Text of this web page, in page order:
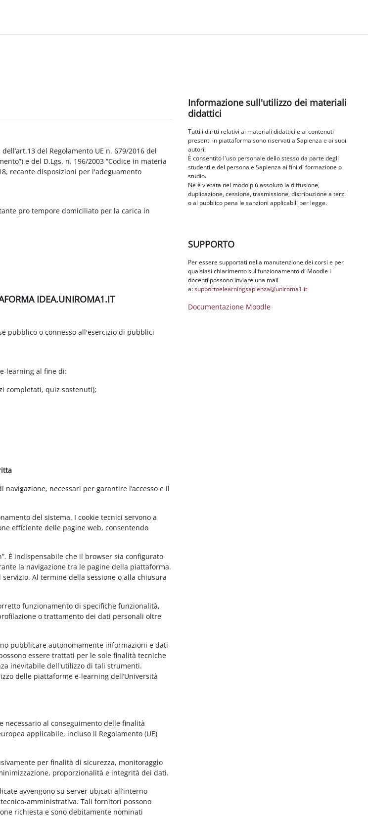
del Regolamento UE n. 679/2016 del
e del D.Lgs. n. 196/2003 “Codice in materia
recante disposizioni per l'adeguamento
pro tempore domiciliato per la carica in
IDEA.UNIROMA1.IT
pubblico o connesso all'esercizio di pubblici
learning al fine di:
completati, quiz sostenuti);
necessari per garantire l’accesso e il
del sistema. I cookie tecnici servono a
efficiente delle pagine web, consentendo
È indispensabile che il browser sia configurato
la navigazione tra le pagine della piattaforma.
Al termine della sessione o alla chiusura
funzionamento di specifiche funzionalità,
o trattamento dei dati personali oltre
pubblicare autonomamente informazioni e dati
essere trattati per le sole finalità tecniche
inevitabile dell'utilizzo di tali strumenti.
delle piattaforme e-learning dell’Università
al conseguimento delle finalità
applicabile, incluso il Regolamento (UE)
per finalità di sicurezza, monitoraggio
proporzionalità e integrità dei dati.
avvengono su server ubicati all’interno
amministrativa. Tali fornitori possono
richiesta e sono debitamente nominati
Blocchi
Informazione sull'utilizzo dei materiali
didattici
Tutti i diritti relativi ai materiali didattici e ai contenuti
presenti in piattaforma sono riservati a Sapienza e ai suoi
autori.
È consentito l'uso personale dello stesso da parte degli
studenti e del personale Sapienza ai fini di formazione o
studio.
Ne è vietata nel modo più assoluto la diffusione,
duplicazione, cessione, trasmissione, distribuzione a terzi
o al pubblico pena le sanzioni applicabili per legge.
SUPPORTO
Per essere supportati nella manutenzione dei corsi e per
qualsiasi chiarimento sul funzionamento di Moodle i
docenti possono inviare una mail
a:supportoelearningsapienza@uniroma1.it
Documentazione Moodle